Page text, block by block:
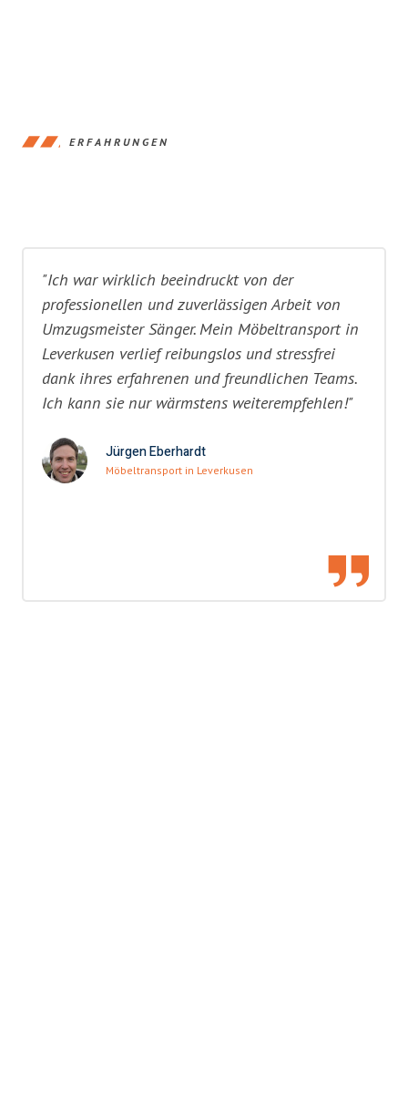
ERFAHRUNGEN
"Ich war wirklich beeindruckt von der
professionellen und zuverlässigen Arbeit von
Umzugsmeister Sänger. Mein Möbeltransport in
Leverkusen verlief reibungslos und stressfrei
dank ihres erfahrenen und freundlichen Teams.
Ich kann sie nur wärmstens weiterempfehlen!"
Jürgen Eberhardt
Möbeltransport in Leverkusen